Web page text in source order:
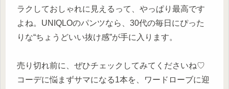
ラクしておしゃれに見えるって、やっぱり最高です
よね。UNIQLOのパンツなら、30代の毎日にぴった
りな“ちょうどいい抜け感”が手に入ります。
売り切れ前に、ぜひチェックしてみてくださいね♡
コーデに悩まずサマになる1本を、ワードローブに迎